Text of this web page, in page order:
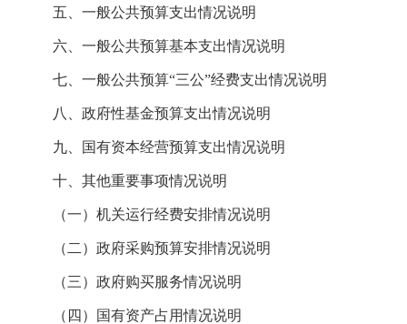
五、一般公共预算支出情况说明
六、一般公共预算基本支出情况说明
七、一般公共预算“三公”经费支出情况说明
八、政府性基金预算支出情况说明
九、国有资本经营预算支出情况说明
十、其他重要事项情况说明
（一）机关运行经费安排情况说明
（二）政府采购预算安排情况说明
（三）政府购买服务情况说明
（四）国有资产占用情况说明